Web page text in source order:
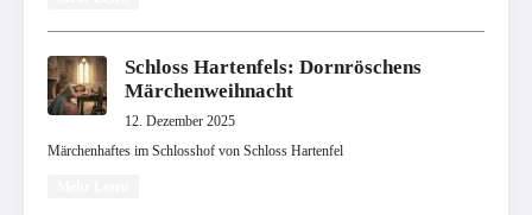
Schloss Hartenfels: Dornröschens
Märchenweihnacht
12. Dezember 2025
Märchenhaftes im Schlosshof von Schloss Hartenfel